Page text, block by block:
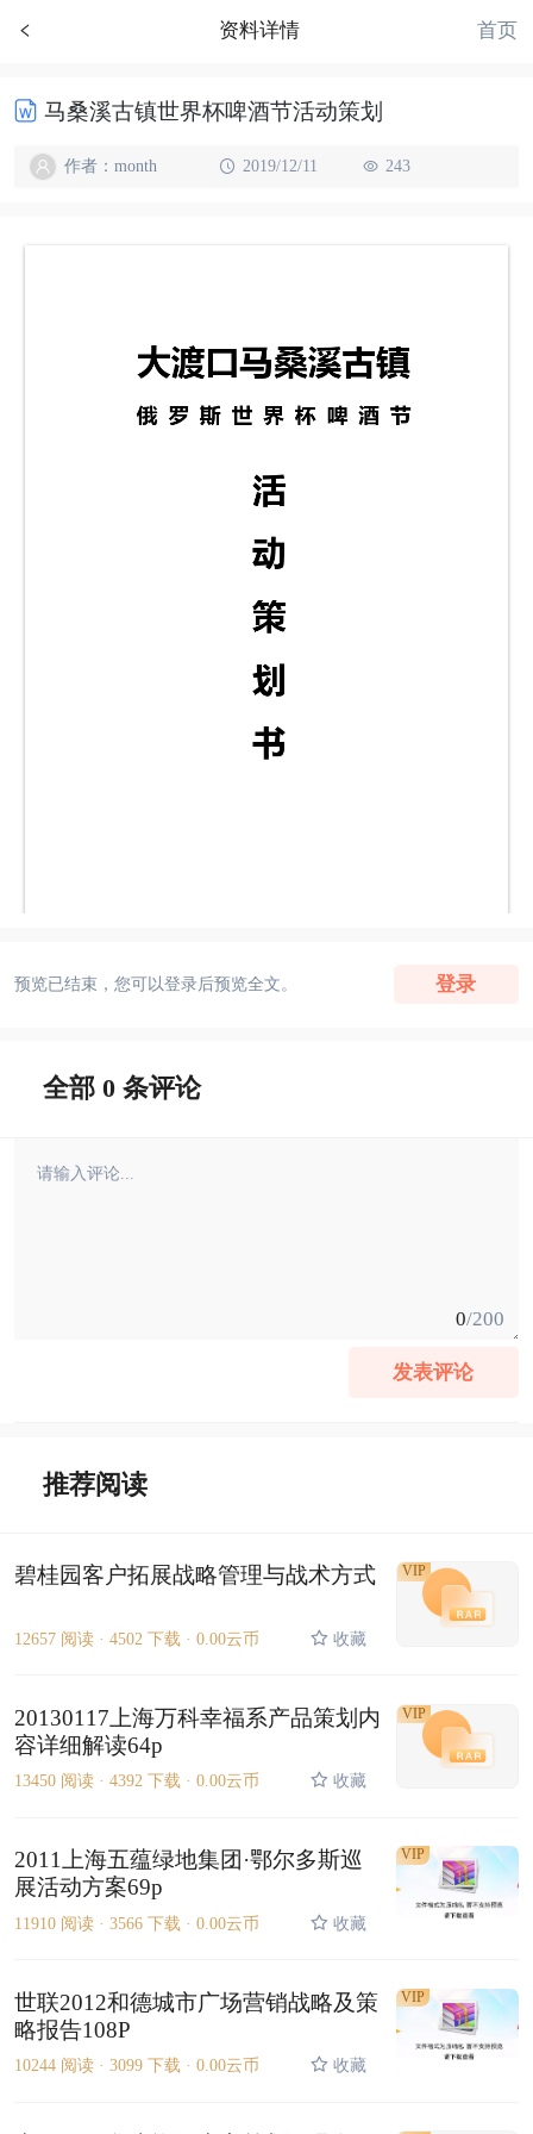
资料详情 首页
马桑溪古镇世界杯啤酒节活动策划
作者：month 2019/12/11 243
预览已结束，您可以登录后预览全文。 登录
全部 0 条评论
0/200
发表评论
推荐阅读
碧桂园客户拓展战略管理与战术方式
12657 阅读 · 4502 下载 · 0.00云币 收藏
VIP
20130117上海万科幸福系产品策划内
容详细解读64p
13450 阅读 · 4392 下载 · 0.00云币 收藏
VIP
2011上海五蕴绿地集团·鄂尔多斯巡
展活动方案69p
11910 阅读 · 3566 下载 · 0.00云币 收藏
VIP
世联2012和德城市广场营销战略及策
略报告108P
10244 阅读 · 3099 下载 · 0.00云币 收藏
VIP